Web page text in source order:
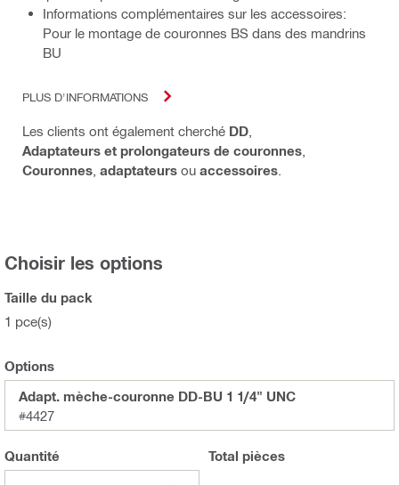
Informations complémentaires sur les accessoires:
Pour le montage de couronnes BS dans des mandrins
BU
PLUS D'INFORMATIONS
Les clients ont également cherché DD
Adaptateurs et prolongateurs de couronnes
Couronnes adaptateurs ou accessoires
Choisir les options
Taille du pack
1 pce(s)
Options
Adapt. mèche-couronne DD-BU 1 1/4" UNC
#4427
Quantité Total pièces